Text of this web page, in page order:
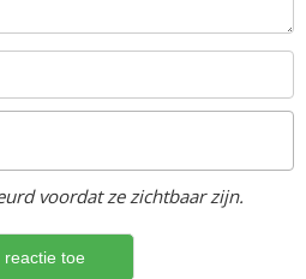
voordat ze zichtbaar zijn.